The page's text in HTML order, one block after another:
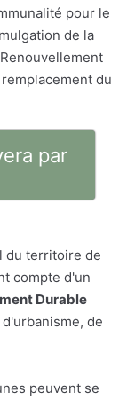
pour le
de la
du
par
du territoire de
compte d'un
Durable
de
peuvent se